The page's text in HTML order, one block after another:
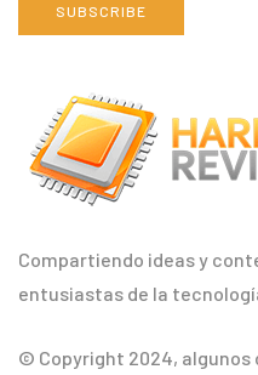
Compartiendo ideas y
entusiastas de la
© Copyright 2024, algunos
SUBSCRIBE